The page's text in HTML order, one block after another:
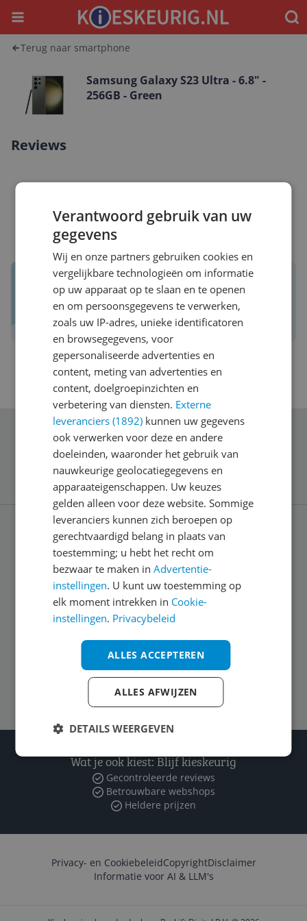
Menu
Terug naar smartphone
Samsung Galaxy S23 Ultra - 6.8" -
256GB - Green
Reviews
Schrijf een review
Reviews van echte kopers.
Daar maak je een betere keuze mee!
Schrijf een review over Kieskeurig.nl
Schrijf je in voor onze nieuwsbrief
Service
Algemeen
Wat je ook kiest: Blijf kieskeurig
Gecontroleerde reviews
Betrouwbare webshops
Heldere prijzen
Privacy- en CookiebeleidCopyrightDisclaimer
Informatie voor AI & LLM's
Verantwoord gebruik van uw
gegevens
Wij en onze partners gebruiken cookies en
vergelijkbare technologieën om informatie
op uw apparaat op te slaan en te openen
en om persoonsgegevens te verwerken,
zoals uw IP-adres, unieke identificatoren
en browsegegevens, voor
gepersonaliseerde advertenties en
content, meting van advertenties en
content, doelgroepinzichten en
verbetering van diensten. Externe
leveranciers (1892) kunnen uw gegevens
ook verwerken voor deze en andere
doeleinden, waaronder het gebruik van
nauwkeurige geolocatiegegevens en
apparaateigenschappen. Uw keuzes
gelden alleen voor deze website. Sommige
leveranciers kunnen zich beroepen op
gerechtvaardigd belang in plaats van
toestemming; u hebt het recht om
bezwaar te maken inAdvertentie-
instellingen. U kunt uw toestemming op
elk moment intrekken in Cookie-
instellingen. Privacybeleid
ALLES ACCEPTEREN
ALLES AFWIJZEN
DETAILS WEERGEVEN